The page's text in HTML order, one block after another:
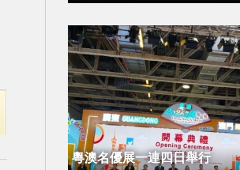
粵澳名優展一連四日舉行